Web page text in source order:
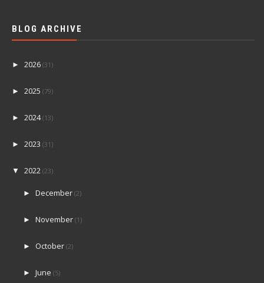
BLOG ARCHIVE
► 2026 (31)
► 2025 (79)
► 2024(13)
► 2023 (31)
▼ 2022 (23)
►December(2)
►November(1)
► October(2)
►June(5)